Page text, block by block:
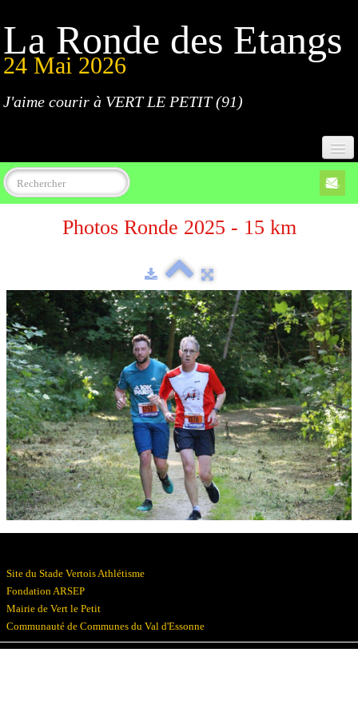
La Ronde des Etangs
24 Mai 2026
J'aime courir à VERT LE PETIT (91)
Accueil
Programme
Règlement
Parcours
Résultats
Devenez bénévoles
Partenaires
Photos▼
Photos Ronde 2025 - 15 km
Site du Stade Vertois Athlétisme
Fondation ARSEP
Mairie de Vert le Petit
Communauté de Communes du Val d'Essonne